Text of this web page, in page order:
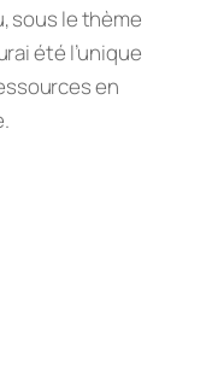
sous le thème
été l’unique
en